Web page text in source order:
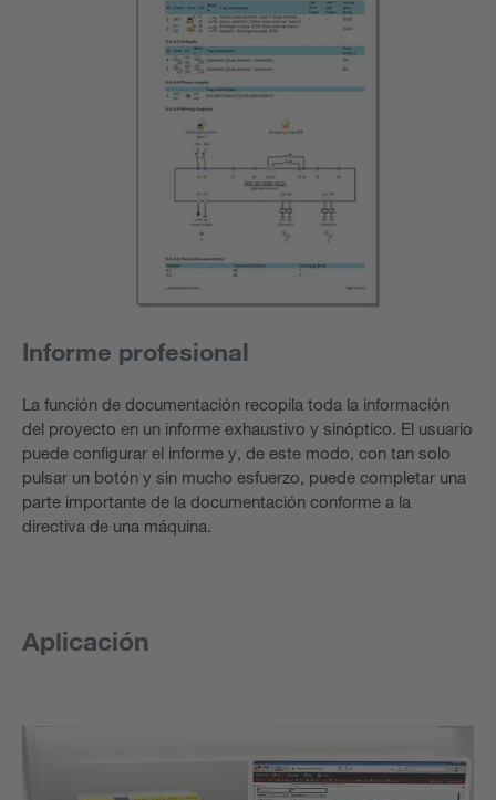
Informe profesional
La función de documentación recopila toda la información
del proyecto en un informe exhaustivo y sinóptico. El usuario
puede configurar el informe y, de este modo, con tan solo
pulsar un botón y sin mucho esfuerzo, puede completar una
parte importante de la documentación conforme a la
directiva de una máquina.
Aplicación